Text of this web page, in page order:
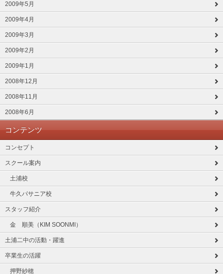
2009年5月
2009年4月
2009年3月
2009年2月
2009年1月
2008年12月
2008年11月
2008年6月
コンテンツ
コンセプト
スクール案内
土浦校
牛久パサニア校
スタッフ紹介
金 順美（KIM SOONMI）
土浦二中の活動・躍進
卒業生の活躍
押野紗穂